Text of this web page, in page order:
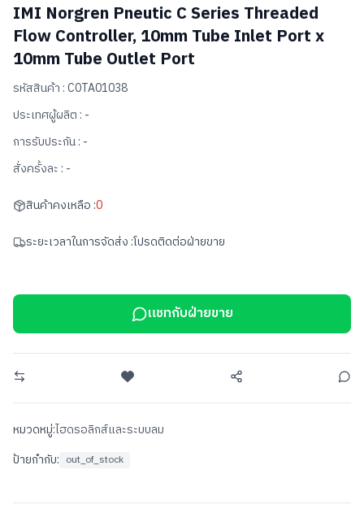
IMI Norgren Pneutic C Series Threaded
Flow Controller, 10mm Tube Inlet Port x
10mm Tube Outlet Port
รหัสสินค้า :C0TA01038
ประเทศผู้ผลิต : -
การรับประกัน : -
สั่งครั้งละ : -
สินค้าคงเหลือ :0
ระยะเวลาในการจัดส่ง :โปรดติดต่อฝ่ายขาย
แชทกับฝ่ายขาย
หมวดหมู่:ไฮดรอลิกส์และระบบลม
ป้ายกำกับ: out_of_stock